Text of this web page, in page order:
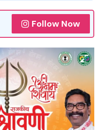
Follow Now